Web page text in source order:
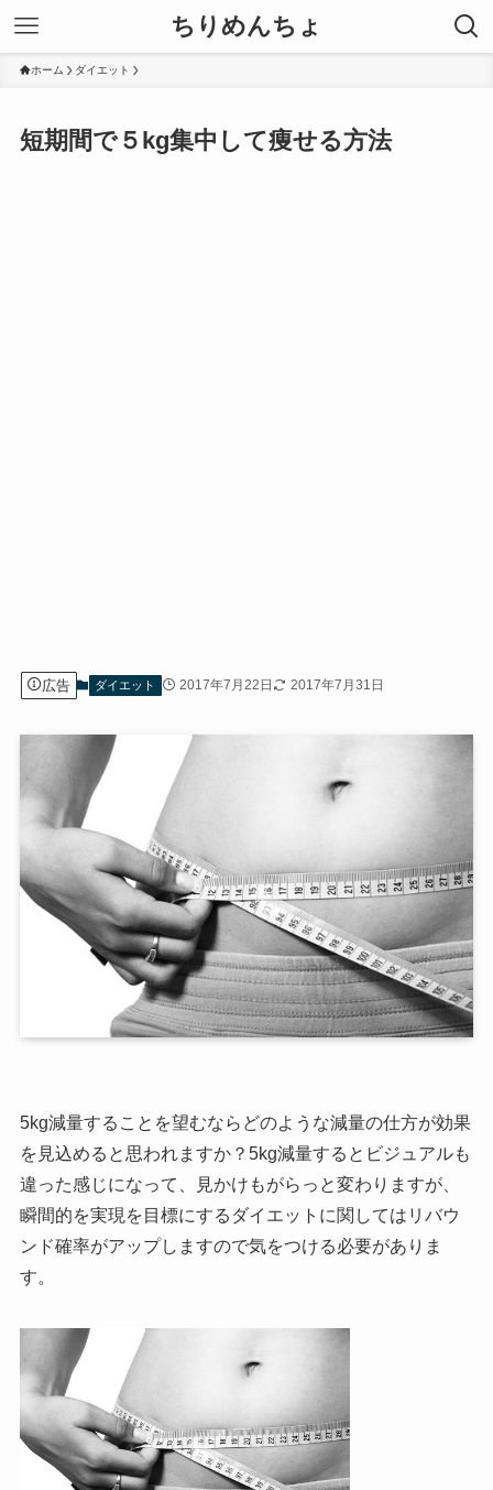
ちりめんちょ
ホーム ダイエット
短期間で５kg集中して痩せる方法
広告 ダイエット 2017年7月22日 2017年7月31日
5kg減量することを望むならどのような減量の仕方が効果
を見込めると思われますか？5kg減量するとビジュアルも
違った感じになって、見かけもがらっと変わりますが、
瞬間的を実現を目標にするダイエットに関してはリバウ
ンド確率がアップしますので気をつける必要がありま
す。